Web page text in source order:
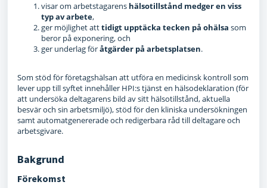
visar om arbetstagarens hälsotillstånd medger en viss
typ av arbete,
ger möjlighet atttidigt upptäcka tecken på ohälsa som
beror på expone­ring, och
ger underlag föråtgärder på arbetsplatsen.
Som stöd för företagshälsan att utföra en medicinsk kontroll som
lever upp till syftet innehåller HPI:s tjänst en hälsodeklaration (för
att undersöka deltagarens bild av sitt hälsotillstånd, aktuella
besvär och sin arbetsmiljö), stöd för den kliniska undersökningen
samt automatgenererade och redigerbara råd till deltagare och
arbetsgivare.
Bakgrund
Förekomst